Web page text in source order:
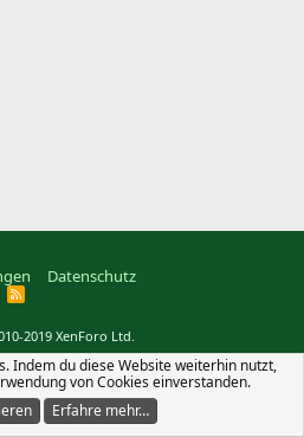
Datenschutz
R
2019 XenForo Ltd.
Indem du diese Website weiterhin nutzt,
von Cookies einverstanden.
Erfahre mehr…